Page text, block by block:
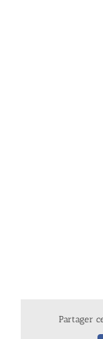
Partager